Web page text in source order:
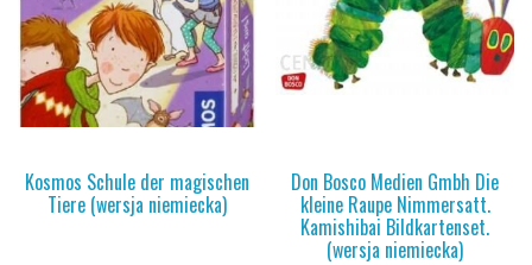
Kosmos Schule der magischen
Tiere (wersja niemiecka)
Don Bosco Medien Gmbh Die
kleine Raupe Nimmersatt.
Kamishibai Bildkartenset.
(wersja niemiecka)